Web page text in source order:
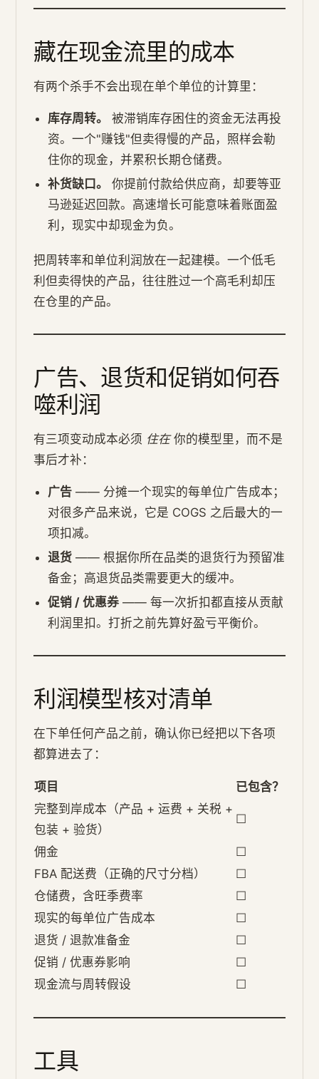
藏在现金流里的成本
有两个杀手不会出现在单个单位的计算里：
库存周转。
被滞销库存困住的资金无法再投
资。一个"赚钱"但卖得慢的产品，照样会勒
住你的现金，并累积长期仓储费。
补货缺口。
你提前付款给供应商，却要等亚
马逊延迟回款。高速增长可能意味着账面盈
利，现实中却现金为负。
把周转率和单位利润放在一起建模。一个低毛
利但卖得快的产品，往往胜过一个高毛利却压
在仓里的产品。
广告、退货和促销如何吞
噬利润
有三项变动成本必须 住在你的模型里，而不是
事后才补：
广告 —— 分摊一个现实的每单位广告成本；
对很多产品来说，它是 COGS 之后最大的一
项扣减。
退货 —— 根据你所在品类的退货行为预留准
备金；高退货品类需要更大的缓冲。
促销 / 优惠券 —— 每一次折扣都直接从贡献
利润里扣。打折之前先算好盈亏平衡价。
利润模型核对清单
在下单任何产品之前，确认你已经把以下各项
都算进去了：
项目
已包含？
完整到岸成本（产品 + 运费 + 关税 +
包装 + 验货）
☐
佣金
☐
FBA 配送费（正确的尺寸分档）
☐
仓储费，含旺季费率
☐
现实的每单位广告成本
☐
退货 / 退款准备金
☐
促销 / 优惠券影响
☐
现金流与周转假设
☐
工具